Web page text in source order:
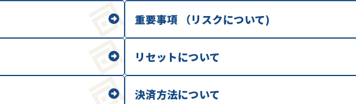
重要事項 （リスクについて)
リセットについて
決済方法について